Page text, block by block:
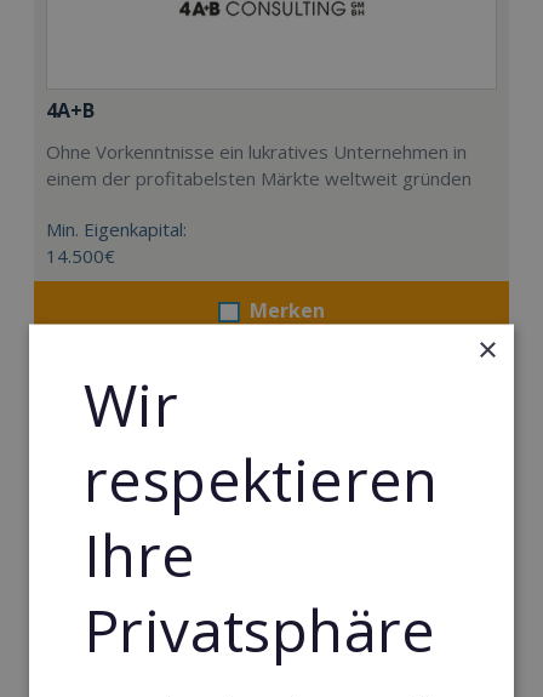
4A+B
Ohne Vorkenntnisse ein lukratives Unternehmen in
einem der profitabelsten Märkte weltweit gründen
Min. Eigenkapital:
14.500€
Merken
×
Wir
respektieren
Ihre
Privatsphäre